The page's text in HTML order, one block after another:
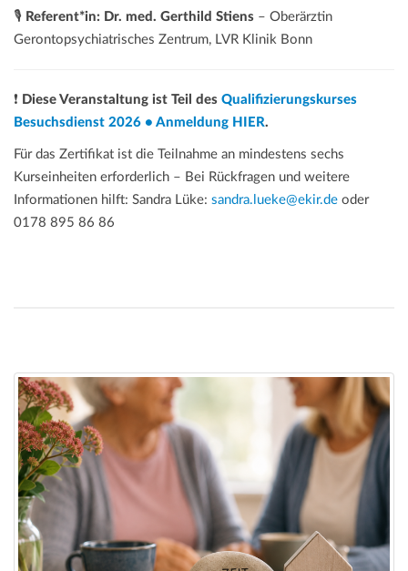
🎙️ Referent*in: Dr. med. Gerthild Stiens – Oberärztin
Gerontopsychiatrisches Zentrum, LVR Klinik Bonn
❗ Diese Veranstaltung ist Teil des Qualifizierungskurses
Besuchsdienst 2026 • Anmeldung HIER.
Für das Zertifikat ist die Teilnahme an mindestens sechs
Kurseinheiten erforderlich – Bei Rückfragen und weitere
Informationen hilft: Sandra Lüke: sandra.lueke@ekir.de oder
0178 895 86 86